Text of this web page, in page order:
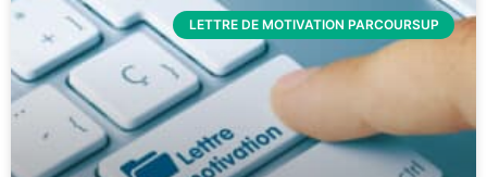
LETTRE DE MOTIVATION PARCOURSUP